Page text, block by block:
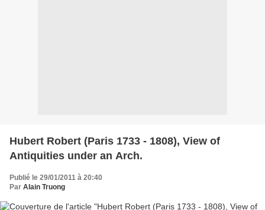
Hubert Robert (Paris 1733 - 1808), View of
Antiquities under an Arch.
Publié le 29/01/2011 à 20:40
Par Alain Truong